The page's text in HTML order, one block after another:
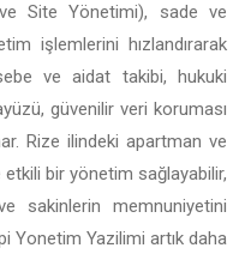
Site Yönetimi), sade ve
işlemlerini hızlandırarak
ve aidat takibi, hukuki
güvenilir veri koruması
Rize ilindeki apartman ve
bir yönetim sağlayabilir,
sakinlerin memnuniyetini
Yonetim Yazilimi artık daha